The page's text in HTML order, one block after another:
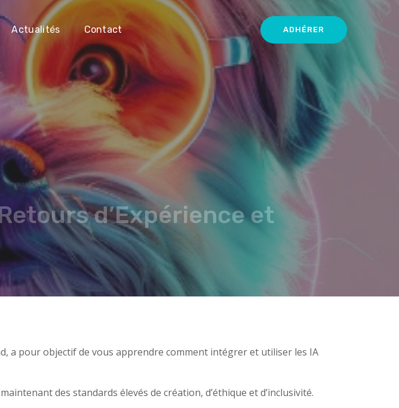
Actualités Contact ADHÉRER
d’Expérience et
a pour objectif de vous apprendre comment intégrer et utiliser les IA
des standards élevés de création, d’éthique et d’inclusivité.